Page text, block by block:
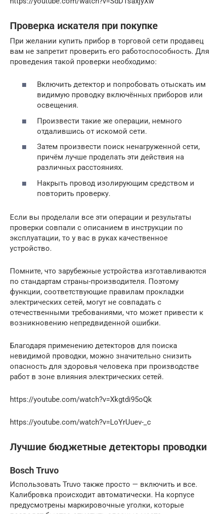
Проверка искателя при покупке
При желании купить прибор в торговой сети продавец
вам не запретит проверить его работоспособность. Для
проведения такой проверки необходимо:
Включить детектор и попробовать отыскать им
видимую проводку включённых приборов или
освещения.
Произвести такие же операции, немного
отдалившись от искомой сети.
Затем произвести поиск ненагруженной сети,
причём лучше проделать эти действия на
различных расстояниях.
Накрыть провод изолирующим средством и
повторить проверку.
Если вы проделали все эти операции и результаты
проверки совпали с описанием в инструкции по
эксплуатации, то у вас в руках качественное
устройство.
Помните, что зарубежные устройства изготавливаются
по стандартам страны-производителя. Поэтому
функции, соответствующие правилам прокладки
электрических сетей, могут не совпадать с
отечественными требованиями, что может привести к
возникновению непредвиденной ошибки.
Благодаря применению детекторов для поиска
невидимой проводки, можно значительно снизить
опасность для здоровья человека при производстве
работ в зоне влияния электрических сетей.
https://youtube.com/watch?v=Xkgtdi95oQk
https://youtube.com/watch?v=LoYrUuev-_c
Лучшие бюджетные детекторы проводки
Bosch Truvo
Использовать Truvo также просто — включить и все.
Калибровка происходит автоматически. На корпусе
предусмотрены маркировочные уголки, которые